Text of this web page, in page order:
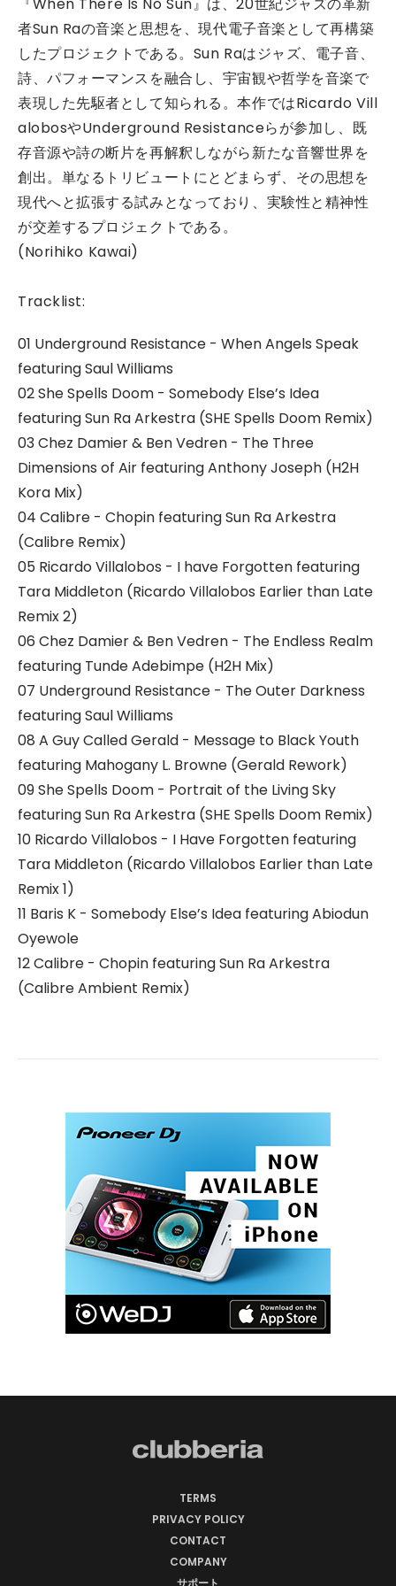
者Sun Raの音楽と思想を、現代電子音楽として再構築
したプロジェクトである。Sun Raはジャズ、電子音、
詩、パフォーマンスを融合し、宇宙観や哲学を音楽で
表現した先駆者として知られる。本作ではRicardo Vill
alobosやUnderground Resistanceらが参加し、既
存音源や詩の断片を再解釈しながら新たな音響世界を
創出。単なるトリビュートにとどまらず、その思想を
現代へと拡張する試みとなっており、実験性と精神性
が交差するプロジェクトである。
(Norihiko Kawai)
Tracklist:
01 Underground Resistance - When Angels Speak
featuring Saul Williams
02 She Spells Doom - Somebody Else’s Idea
featuring Sun Ra Arkestra (SHE Spells Doom Remix)
03 Chez Damier & Ben Vedren - The Three
Dimensions of Air featuring Anthony Joseph (H2H
Kora Mix)
04 Calibre - Chopin featuring Sun Ra Arkestra
(Calibre Remix)
05 Ricardo Villalobos - I have Forgotten featuring
Tara Middleton (Ricardo Villalobos Earlier than Late
Remix 2)
06 Chez Damier & Ben Vedren - The Endless Realm
featuring Tunde Adebimpe (H2H Mix)
07 Underground Resistance - The Outer Darkness
featuring Saul Williams
08 A Guy Called Gerald - Message to Black Youth
featuring Mahogany L. Browne (Gerald Rework)
09 She Spells Doom - Portrait of the Living Sky
featuring Sun Ra Arkestra (SHE Spells Doom Remix)
10 Ricardo Villalobos - I Have Forgotten featuring
Tara Middleton (Ricardo Villalobos Earlier than Late
Remix 1)
11 Baris K - Somebody Else’s Idea featuring Abiodun
Oyewole
12 Calibre - Chopin featuring Sun Ra Arkestra
(Calibre Ambient Remix)
TERMS
PRIVACY POLICY
CONTACT
COMPANY
サポート